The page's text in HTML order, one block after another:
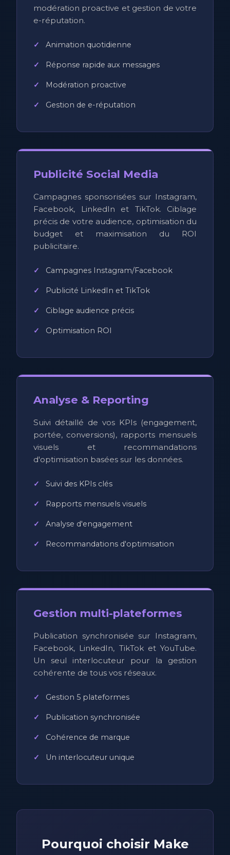
modération proactive et gestion de votre
e-réputation.
Animation quotidienne
Réponse rapide aux messages
Modération proactive
Gestion de e-réputation
Publicité Social Media
Campagnes sponsorisées sur Instagram,
Facebook, LinkedIn et TikTok. Ciblage
précis de votre audience, optimisation du
budget et maximisation du ROI
publicitaire.
Campagnes Instagram/Facebook
Publicité LinkedIn et TikTok
Ciblage audience précis
Optimisation ROI
Analyse & Reporting
Suivi détaillé de vos KPIs (engagement,
portée, conversions), rapports mensuels
visuels et recommandations
d'optimisation basées sur les données.
Suivi des KPIs clés
Rapports mensuels visuels
Analyse d'engagement
Recommandations d'optimisation
Gestion multi-plateformes
Publication synchronisée sur Instagram,
Facebook, LinkedIn, TikTok et YouTube.
Un seul interlocuteur pour la gestion
cohérente de tous vos réseaux.
Gestion 5 plateformes
Publication synchronisée
Cohérence de marque
Un interlocuteur unique
Pourquoi choisir Make